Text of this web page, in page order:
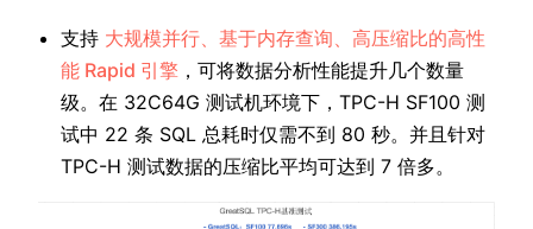
支持 大规模并行、基于内存查询、高压缩比的高性
能 Rapid 引擎 ，可将数据分析性能提升几个数量
级。在 32C64G 测试机环境下，TPC-H SF100 测
试中 22 条 SQL 总耗时仅需不到 80 秒。并且针对
TPC-H 测试数据的压缩比平均可达到 7 倍多。